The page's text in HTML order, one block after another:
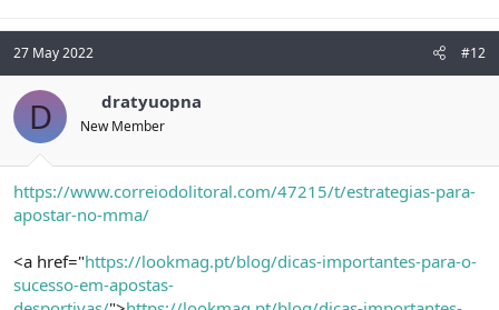
27 May 2022 #12
D dratyuopna
New Member
https://www.correiodolitoral.com/47215/t/estrategias-para-
apostar-no-mma/
<a href="https://lookmag.pt/blog/dicas-importantes-para-o-
sucesso-em-apostas-